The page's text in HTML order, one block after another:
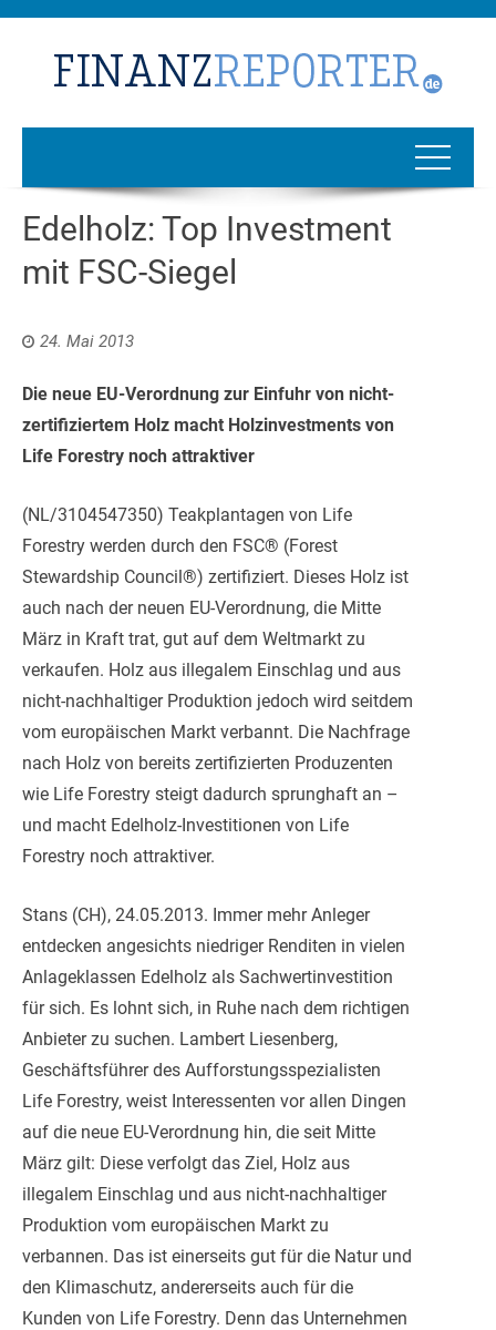
Edelholz: Top Investment
mit FSC-Siegel
24. Mai 2013
Die neue EU-Verordnung zur Einfuhr von nicht-
zertifiziertem Holz macht Holzinvestments von
Life Forestry noch attraktiver
(NL/3104547350) Teakplantagen von Life
Forestry werden durch den FSC® (Forest
Stewardship Council®) zertifiziert. Dieses Holz ist
auch nach der neuen EU-Verordnung, die Mitte
März in Kraft trat, gut auf dem Weltmarkt zu
verkaufen. Holz aus illegalem Einschlag und aus
nicht-nachhaltiger Produktion jedoch wird seitdem
vom europäischen Markt verbannt. Die Nachfrage
nach Holz von bereits zertifizierten Produzenten
wie Life Forestry steigt dadurch sprunghaft an –
und macht Edelholz-Investitionen von Life
Forestry noch attraktiver.
Stans (CH), 24.05.2013. Immer mehr Anleger
entdecken angesichts niedriger Renditen in vielen
Anlageklassen Edelholz als Sachwertinvestition
für sich. Es lohnt sich, in Ruhe nach dem richtigen
Anbieter zu suchen. Lambert Liesenberg,
Geschäftsführer des Aufforstungsspezialisten
Life Forestry, weist Interessenten vor allen Dingen
auf die neue EU-Verordnung hin, die seit Mitte
März gilt: Diese verfolgt das Ziel, Holz aus
illegalem Einschlag und aus nicht-nachhaltiger
Produktion vom europäischen Markt zu
verbannen. Das ist einerseits gut für die Natur und
den Klimaschutz, andererseits auch für die
Kunden von Life Forestry. Denn das Unternehmen